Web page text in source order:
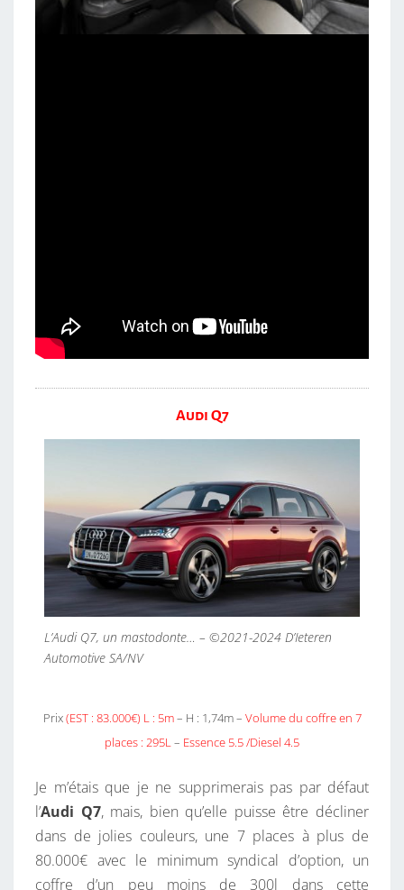
Audi Q7
L’Audi Q7, un mastodonte… – ©2021-2024 D’Ieteren
Automotive SA/NV
Prix(EST : 83.000€) L : 5m– H : 1,74m – Volume du coffre en 7
places : 295L– Essence 5.5 /Diesel 4.5
Je m’étais que je ne supprimerais pas par défaut
l’Audi Q7, mais, bien qu’elle puisse être décliner
dans de jolies couleurs, une 7 places à plus de
80.000€ avec le minimum syndical d’option, un
coffre d’un peu moins de 300l dans cette